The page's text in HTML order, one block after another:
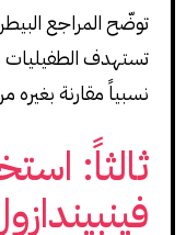
توضّح المراجع
تستهدف الطفيليات
نسبياً مقارنة
ثالثاً: